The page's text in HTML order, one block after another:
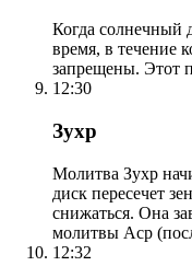
Когда солнечный
время, в течение
запрещены. Этот
12:30
Зухр
Молитва Зухр
диск пересечет
снижаться. Она
молитвы Аср
12:32